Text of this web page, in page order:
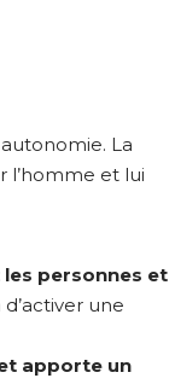
La
l’homme et lui
personnes et
d’activer une
apporte un